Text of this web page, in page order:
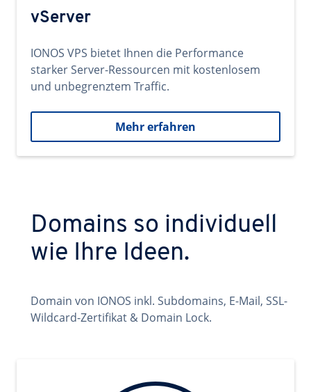
vServer
IONOS VPS bietet Ihnen die Performance
starker Server-Ressourcen mit kostenlosem
und unbegrenztem Traffic.
Mehr erfahren
Domains so individuell
wie Ihre Ideen.
Domain von IONOS inkl. Subdomains, E-Mail, SSL-
Wildcard-Zertifikat & Domain Lock.